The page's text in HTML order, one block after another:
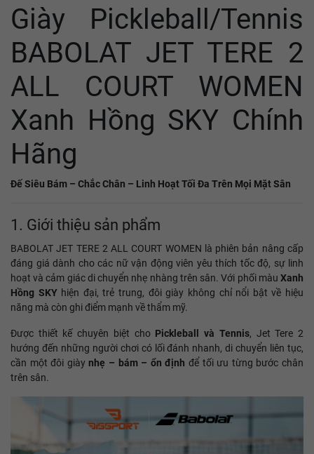
Giày Pickleball/Tennis
BABOLAT JET TERE 2
ALL COURT WOMEN
Xanh Hồng SKY Chính
Hãng
Đế Siêu Bám – Chắc Chân – Linh Hoạt Tối Đa Trên Mọi Mặt Sân
1. Giới thiệu sản phẩm
BABOLAT JET TERE 2 ALL COURT WOMEN là phiên bản nâng cấp
đáng giá dành cho các nữ vận động viên yêu thích tốc độ, sự linh
hoạt và cảm giác di chuyển nhẹ nhàng trên sân. Với phối màu Xanh
Hồng SKYhiện đại, trẻ trung, đôi giày không chỉ nổi bật về hiệu
năng mà còn ghi điểm mạnh về thẩm mỹ.
Được thiết kế chuyên biệt cho Pickleball và Tennis, Jet Tere 2
hướng đến những người chơi có lối đánh nhanh, di chuyển liên tục,
cần một đôi giàynhẹ – bám – ổn định để tối ưu từng bước chân
trên sân.